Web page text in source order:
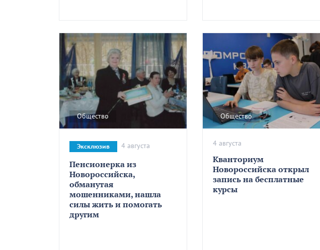
Общество
Пенсионерка из
Новороссийска,
обманутая
мошенниками, нашла
силы жить и помогать
другим
Эксклюзив 4 августа
Общество
Кванториум
Новороссийска открыл
запись на бесплатные
курсы
4 августа